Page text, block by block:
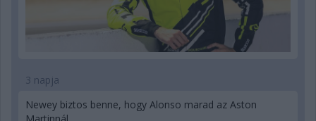
3 napja
Newey biztos benne, hogy Alonso marad az Aston
Martinnál